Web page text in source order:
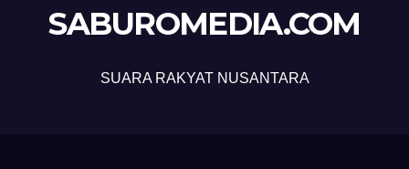
SABUROMEDIA.COM
SUARA RAKYAT NUSANTARA